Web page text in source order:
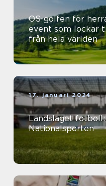
OS-golfen för
event som lockar
från hela världen
17. januari 2024
Landslaget
Nationalsporten